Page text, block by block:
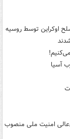
اوکراین توسط روسیه
آسیا
امنیت ملی منصوب